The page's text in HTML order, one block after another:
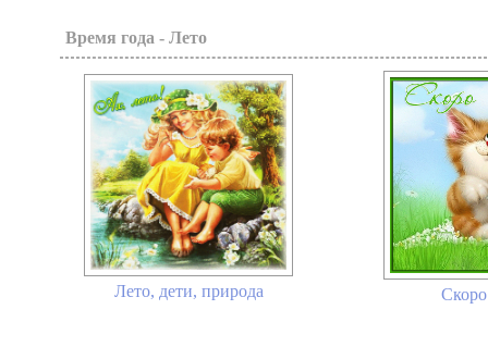
Время года - Лето
Лето, дети, природа